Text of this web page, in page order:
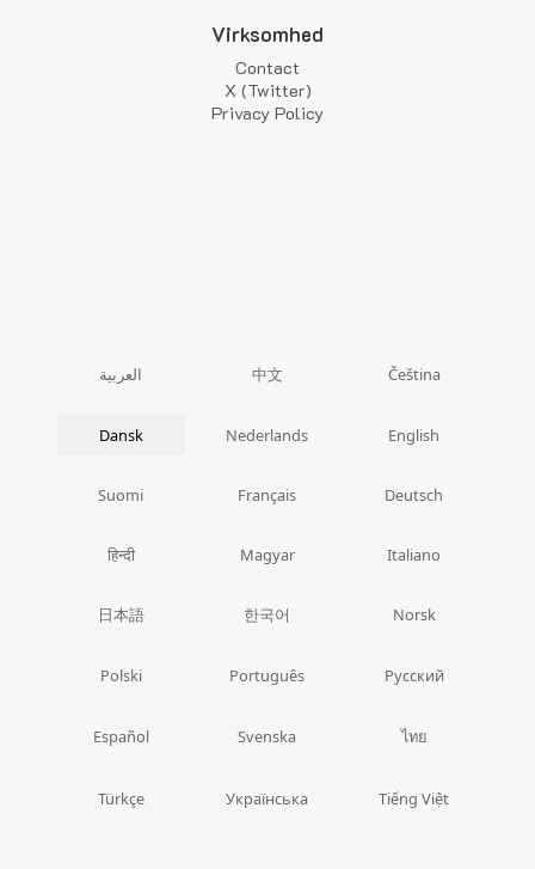
Virksomhed
Contact
X (Twitter)
Privacy Policy
العربية 中文 Čeština
Dansk Nederlands English
Suomi Français Deutsch
हिन्दी Magyar Italiano
日本語 한국어 Norsk
Polski Português Русский
Español Svenska ไทย
Türkçe Українська Tiếng Việt